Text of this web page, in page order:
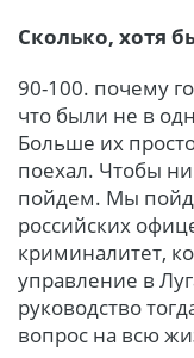
Сколько, хотя
90-100. почему
что были не в
Больше их
поехал. Чтобы
пойдем. Мы
российских
криминалитет,
управление в
руководство
вопрос на всю